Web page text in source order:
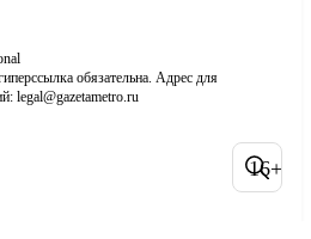
обязательна. Адрес для
16+